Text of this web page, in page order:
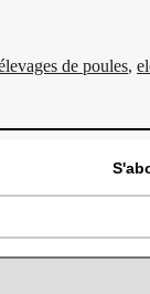
de poules,